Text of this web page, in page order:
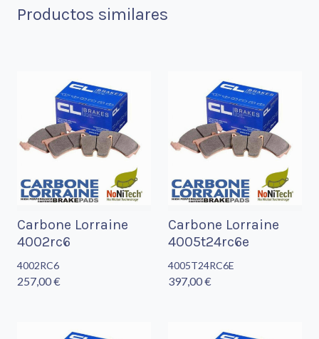
Productos similares
Carbone Lorraine
4002rc6
4002RC6
257,00 €
Carbone Lorraine
4005t24rc6e
4005T24RC6E
397,00 €